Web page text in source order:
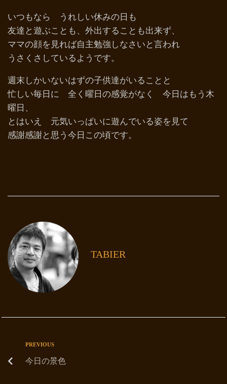
いつもなら うれしい休みの日も
友達と遊ぶことも、外出することも出来ず、
ママの顔を見れば自主勉強しなさいと言われ
うさくさしているようです。
週末しかいないはずの子供達がいることと
忙しい毎日に 全く曜日の感覚がなく 今日はもう木
曜日、
とはいえ 元気いっぱいに遊んでいる姿を見て
感謝感謝と思う今日この頃です。
TABIER
PREVIOUS
今日の景色